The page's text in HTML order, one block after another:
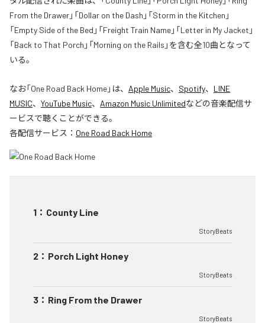
From the Drawer」「Dollar on the Dash」「Storm in the Kitchen」
「Empty Side of the Bed」「Freight Train Name」「Letter in My Jacket」
「Back to That Porch」「Morning on the Rails」を含む全10曲となって
いる。
なお「One Road Back Home」は、 Apple Music、 Spotify、 LINE
MUSIC、 YouTube Music、 Amazon Music Unlimitedなどの音楽配信サ
ービスで聴くことができる。
各配信サービス： One Road Back Home
1 ： County Line
StoryBeats
2 ： Porch Light Honey
StoryBeats
3 ： Ring From the Drawer
StoryBeats